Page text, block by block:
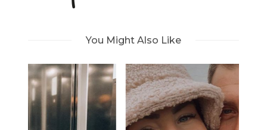
You Might Also Like